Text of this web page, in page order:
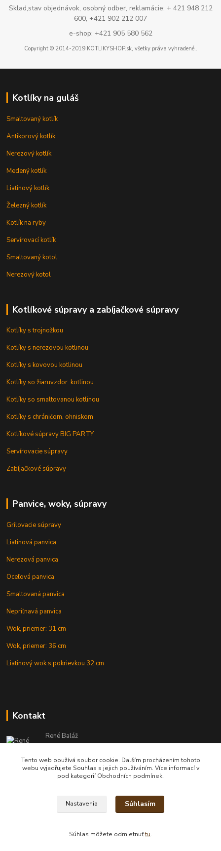
Sklad,stav objednávok, osobný odber, reklamácie: + 421 948 212
600, +421 902 212 007
e-shop: +421 905 580 562
Copyright © 2014-2019 KOTLIKYSHOP.sk, všetky práva vyhradené..
Kotlíky na guláš
Smaltovaný kotlík
Antikorový kotlík
Nerezový kotlík
Medený kotlík
Liatinový kotlík
Železný kotlík
Kotlík na ryby
Servírovací kotlík
Smaltovaný kotol
Nerezový kotol
Kotlíkové súpravy a zabíjačkové súpravy
Kotlíky s trojnožkou
Kotlíky s nerezovou kotlinou
Kotlíky s kovovou kotlinou
Kotlíky so žiaruvzdor. kotlinou
Kotlíky so smaltovanou kotlinou
Kotlíky s chráničom, ohniskom
Kotlíkové súpravy BIG PARTY
Servírovacie súpravy
Zabíjačkové súpravy
Panvice, woky, súpravy
Grilovacie súpravy
Liatinová panvica
Nerezová panvica
Oceľová panvica
Smaltovaná panvica
Nepriľnavá panvica
Wok, priemer: 31 cm
Wok, priemer: 36 cm
Liatinový wok s pokrievkou 32 cm
Kontakt
René Baláž
Eshop: +421 902 212 007
od 8:00 - do 16:00 hod
info@kotlikyshop.sk
Copyright © 2014-2030 KOTLIKYSHOP.sk, všetky práva vyhradené
Tento web používá soubor cookie. Dalším procházením tohoto
webu vyjadřujete Souhlas s jejich používáním. Více informací v
pod kategorií Obchodních podmínek.
Nastavenia Súhlasím
Súhlas môžete odmietnuťtu.